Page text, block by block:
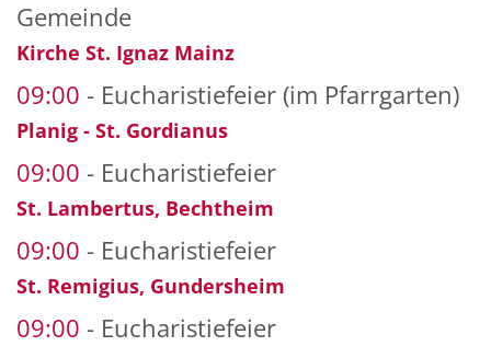
Gemeinde
Kirche St. Ignaz Mainz
09:00 Eucharistiefeier (im Pfarrgarten)
Planig - St. Gordianus
09:00 Eucharistiefeier
St. Lambertus, Bechtheim
09:00 Eucharistiefeier
St. Remigius, Gundersheim
09:00 Eucharistiefeier